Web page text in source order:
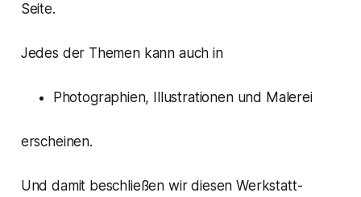
Seite.
Jedes der Themen kann auch in
Photographien, Illustrationen und Malerei
erscheinen.
Und damit beschließen wir diesen Werkstatt-